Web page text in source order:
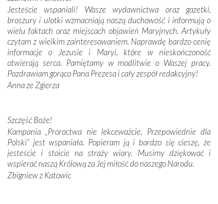
Podążyliśmy też śladami fatimskich wizjonerów – Łucji
dos Santos oraz świętych Hiacynty i Franciszka Marto.
Modliliśmy się przy ich grobach. Odprawiliśmy Drogę
Krzyżową w ich rodzinnych stronach, odwiedziliśmy
domy, w których żyli.
W miejscu objawień Matki Bożej zapaliliśmy świece
Podczas tej kilkudniowej wyprawy na każdym kroku
spotykaliśmy się z serdeczną otwartością
Portugalczyków. Podziwialiśmy ich ludową sztukę i
zwyczaje. Mimo że nasze kraje są od siebie bardzo
oddalone, w żaden sposób nie czuliśmy się obco.
Sprawiła to oczywiście sama Matka Boża, ale też
kulturowa bliskość biorąca swój początek w naszej
Jesteście wspaniali! Wasze wydawnictwa oraz gazetki,
broszury i ulotki wzmacniają naszą duchowość i informują o
wielu faktach oraz miejscach objawień Maryjnych. Artykuły
czytam z wielkim zainteresowaniem. Naprawdę bardzo cenię
informacje o Jezusie i Maryi, które w nieskończoność
otwierają serca. Pamiętamy w modlitwie o Waszej pracy.
Pozdrawiam gorąco Pana Prezesa i cały zespół redakcyjny!
Anna ze Zgierza
Szczęść Boże!
Kampania „Proroctwa nie lekceważcie. Przepowiednie dla
Polski” jest wspaniała. Popieram ją i bardzo się cieszę, że
jesteście i stoicie na straży wiary. Musimy dziękować i
wspierać naszą Królową za Jej miłość do naszego Narodu.
Zbigniew z Katowic